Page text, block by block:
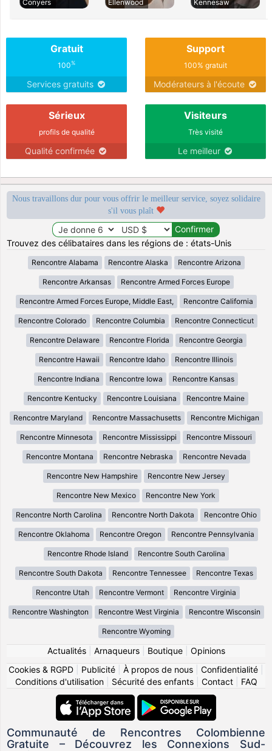
Conyers
Ellenwood
Kennesaw
Gratuit
100%
Services gratuits
Support
100% gratuit
Modérateurs à l'écoute
Sérieux
profils de qualité
Qualité confirmée
Visiteurs
Très visité
Le meilleur
Nous travaillons dur pour vous offrir le meilleur service, soyez solidaire
s'il vous plaît
Trouvez des célibataires dans les régions de : états-Unis
Rencontre Alabama Rencontre Alaska Rencontre Arizona
Rencontre Arkansas Rencontre Armed Forces Europe
Rencontre Armed Forces Europe, Middle East, Rencontre California
Rencontre Colorado Rencontre Columbia Rencontre Connecticut
Rencontre Delaware Rencontre Florida Rencontre Georgia
Rencontre Hawaii Rencontre Idaho Rencontre Illinois
Rencontre Indiana Rencontre Iowa Rencontre Kansas
Rencontre Kentucky Rencontre Louisiana Rencontre Maine
Rencontre Maryland Rencontre Massachusetts Rencontre Michigan
Rencontre Minnesota Rencontre Mississippi Rencontre Missouri
Rencontre Montana Rencontre Nebraska Rencontre Nevada
Rencontre New Hampshire Rencontre New Jersey
Rencontre New Mexico Rencontre New York
Rencontre North Carolina Rencontre North Dakota Rencontre Ohio
Rencontre Oklahoma Rencontre Oregon Rencontre Pennsylvania
Rencontre Rhode Island Rencontre South Carolina
Rencontre South Dakota Rencontre Tennessee Rencontre Texas
Rencontre Utah Rencontre Vermont Rencontre Virginia
Rencontre Washington Rencontre West Virginia Rencontre Wisconsin
Rencontre Wyoming
Actualités| Arnaqueurs| Boutique| Opinions
Cookies & RGPD
Publicité À propos de nous Confidentialité
Conditions d'utilisation| Sécurité des enfants| Contact| FAQ
Communauté de Rencontres Colombienne
Gratuite – Découvrez les Connexions Sud-